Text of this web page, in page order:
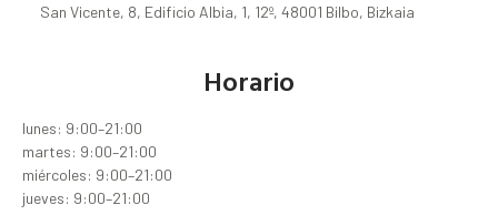
San Vicente, 8, Edificio Albia, 1, 12º, 48001 Bilbo, Bizkaia
Horario
lunes: 9:00–21:00
martes: 9:00–21:00
miércoles: 9:00–21:00
jueves: 9:00–21:00